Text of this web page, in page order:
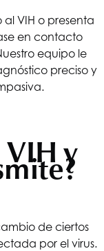
VIH o presenta
en contacto
equipo le
preciso y
VIH y
de ciertos
por el virus.